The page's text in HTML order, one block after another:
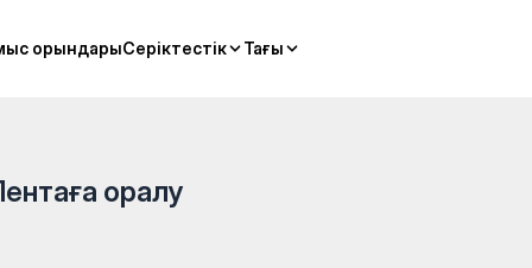
орындарыСеріктестік Тағы
орындарыСеріктестік Тағы
оралу